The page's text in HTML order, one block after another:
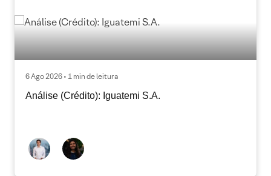
6 Ago 2026 • 1 min de leitura
Análise (Crédito): Iguatemi S.A.